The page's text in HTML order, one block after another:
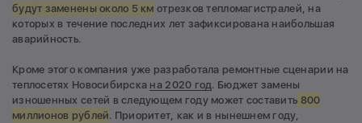
будут заменены около 5 км отрезков тепломагистралей, на
которых в течение последних лет зафиксирована наибольшая
аварийность.
Кроме этого компания уже разработала ремонтные сценарии на
теплосетях Новосибирска на 2020 год. Бюджет замены
изношенных сетей в следующем году может составить 800
миллионов рублей. Приоритет, как и в нынешнем году,